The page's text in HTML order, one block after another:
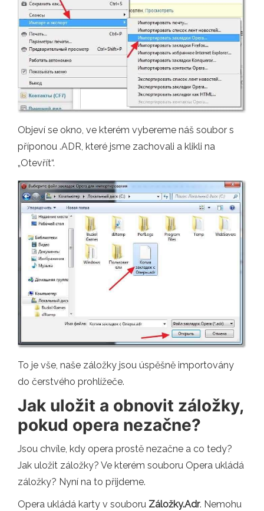
Objeví se okno, ve kterém vybereme náš soubor s
příponou .ADR, které jsme zachovali a klikli na
„Otevřít“.
To je vše, naše záložky jsou úspěšně importovány
do čerstvého prohlížeče.
Jak uložit a obnovit záložky,
pokud opera nezačne?
Jsou chvíle, kdy opera prostě nezačne a co tedy?
Jak uložit záložky? Ve kterém souboru Opera ukládá
záložky? Nyní na to přijdeme.
Opera ukládá karty v souboru Záložky.Adr. Nemohu